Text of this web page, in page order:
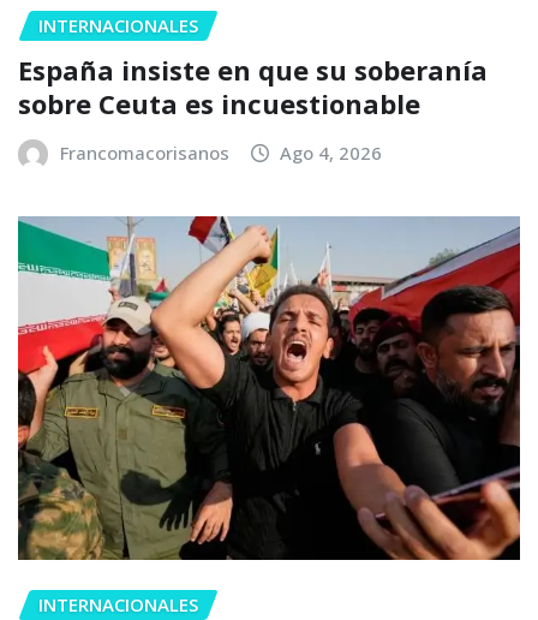
INTERNACIONALES
España insiste en que su soberanía
sobre Ceuta es incuestionable
Francomacorisanos Ago 4, 2026
INTERNACIONALES